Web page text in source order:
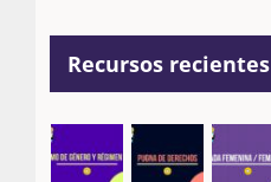
Recursos recientes